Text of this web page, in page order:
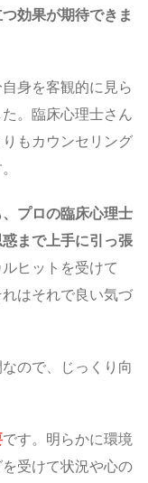
効果が期待できま
身を客観的に見ら
。臨床心理士さん
もカウンセリング
プロの臨床心理士
まで上手に引っ張
ヒットを受けて
はそれで良い気づ
ので、じっくり向
です。明らかに環境
受けて状況や心の